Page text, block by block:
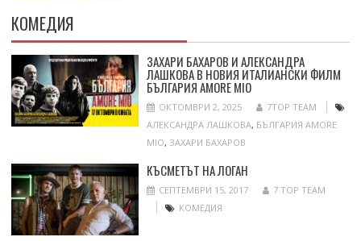
КОМЕДИЯ
ЗАХАРИ БАХАРОВ И АЛЕКСАНДРА
ЛАШКОВА В НОВИЯ ИТАЛИАНСКИ ФИЛМ
БЪЛГАРИЯ AMORE MIO
ОКТОМВРИ 2, 2025
7TOP TEAM
АЛЕКСАНДРА ЛАШКОВА, БЪЛГАРИЯ AMORE
MIO, ЗАХАРИ БАХАРОВ
КЪСМЕТЪТ НА ЛОГАН
СЕПТЕМВРИ 15, 2017
7 TOP TEAM
КОМЕДИЯ